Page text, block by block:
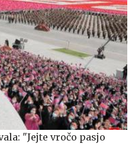
"Jejte vročo pasjo